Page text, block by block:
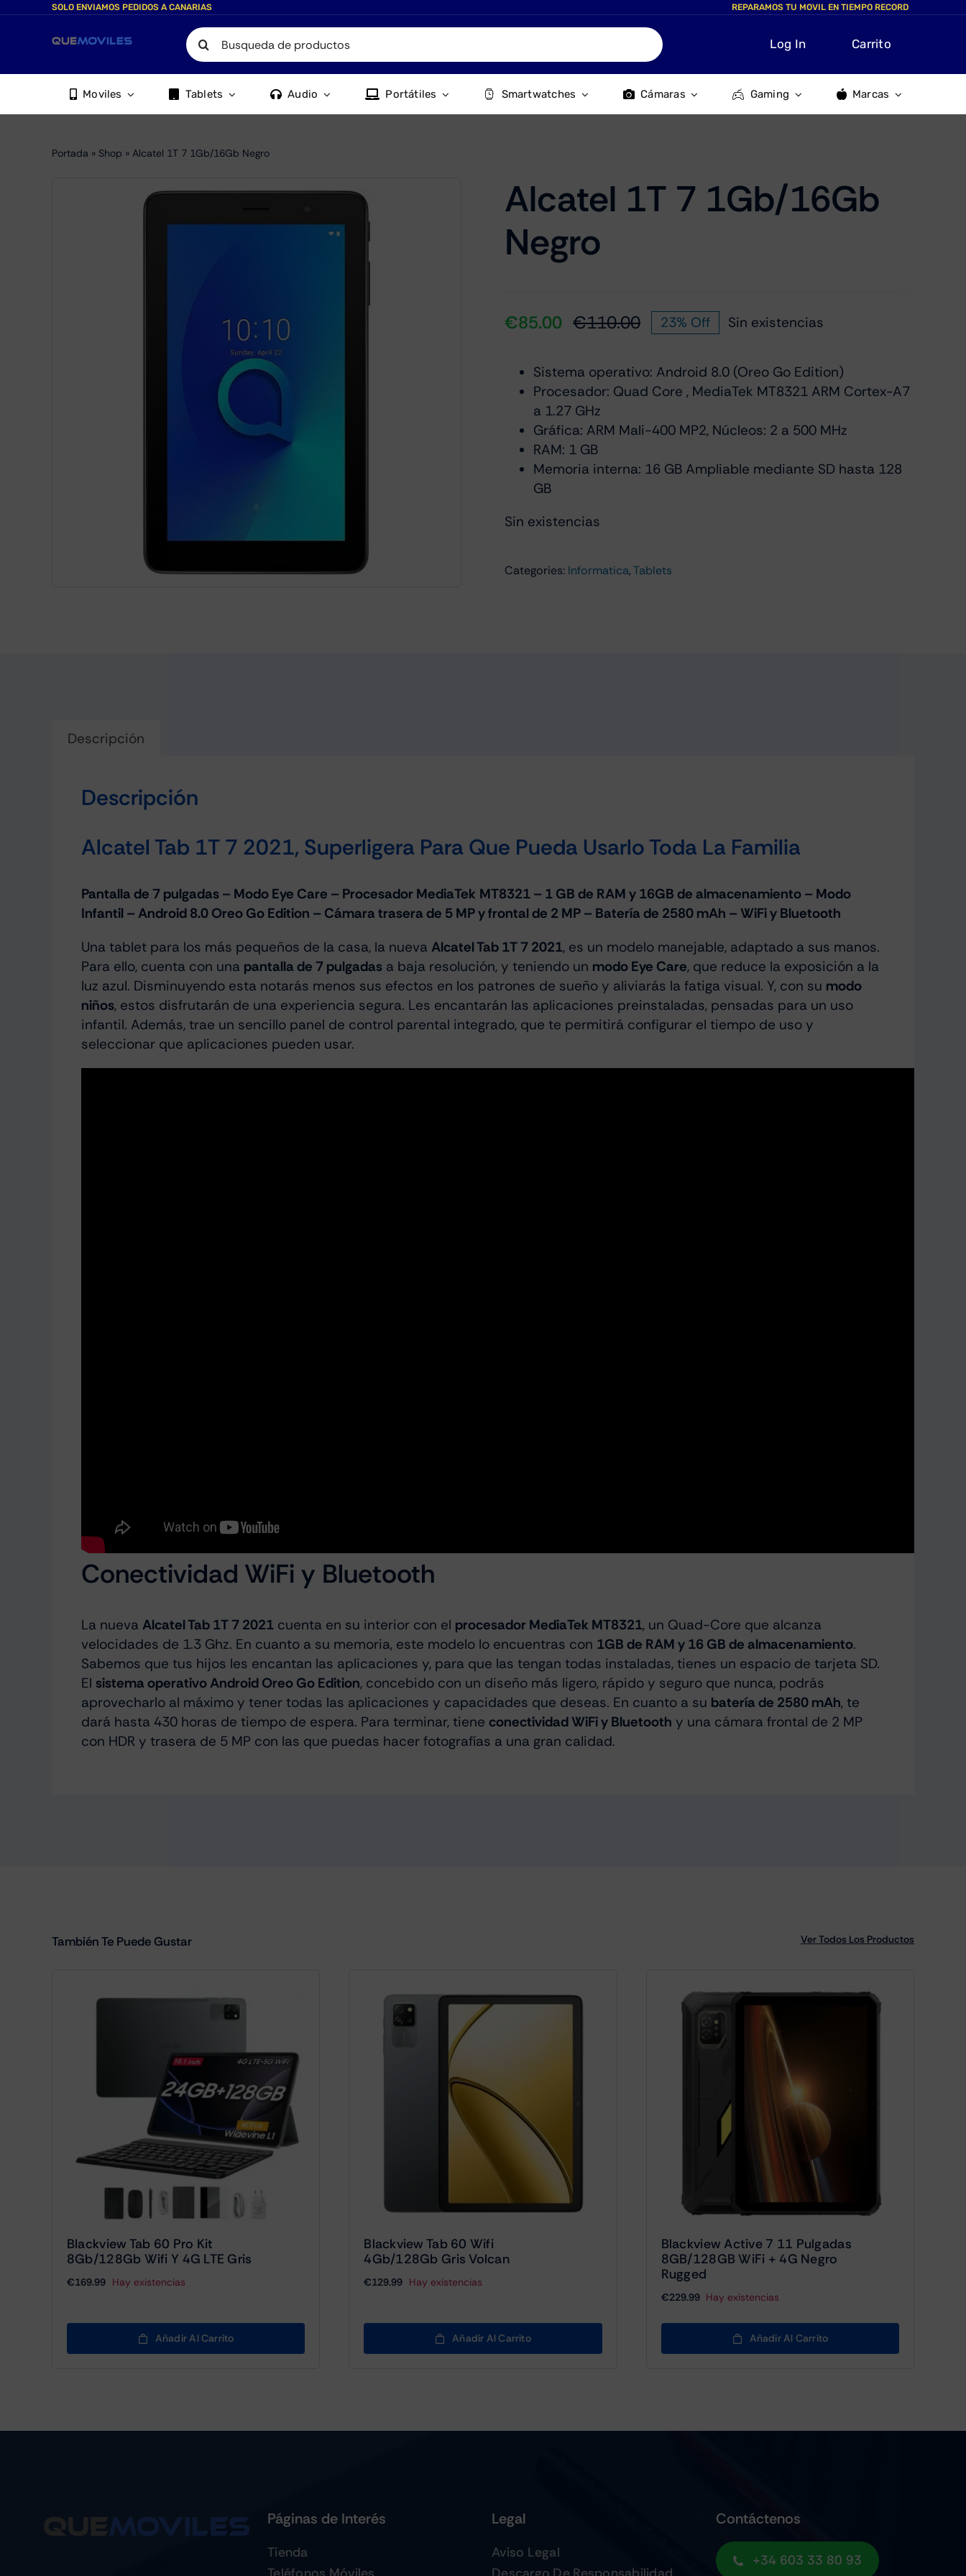
SOLO ENVIAMOS PEDIDOS A CANARIAS REPARAMOS TU MOVIL EN TIEMPO RECORD
Search
for:
Log In Carrito
Moviles Tablets Audio Portátiles Smartwatches Cámaras Gaming Marcas
Portada » Shop » Alcatel 1T 7 1Gb/16Gb Negro
Alcatel 1T 7 1Gb/16Gb
Negro
€110.00El
original
era:
€85.00
El
actual
es:
23% Off Sin existencias
Sistema operativo: Android 8.0 (Oreo Go Edition)
Procesador: Quad Core , MediaTek MT8321 ARM Cortex-A7
a 1.27 GHz
Gráfica: ARM Mali-400 MP2, Núcleos: 2 a 500 MHz
RAM: 1 GB
Memoria interna: 16 GB Ampliable mediante SD hasta 128
GB
Sin existencias
Categories: Informatica,Tablets
Descripción
Descripción
Alcatel Tab 1T 7 2021, Superligera Para Que Pueda Usarlo Toda La Familia
Pantalla de 7 pulgadas – Modo Eye Care – Procesador MediaTek MT8321 – 1 GB de RAM y 16GB de almacenamiento – Modo
Infantil – Android 8.0 Oreo Go Edition – Cámara trasera de 5 MP y frontal de 2 MP – Batería de 2580 mAh – WiFi y Bluetooth
Una tablet para los más pequeños de la casa, la nueva Alcatel Tab 1T 7 2021, es un modelo manejable, adaptado a sus manos.
Para ello, cuenta con una pantalla de 7 pulgadasa baja resolución, y teniendo un modo Eye Care, que reduce la exposición a la
luz azul. Disminuyendo esta notarás menos sus efectos en los patrones de sueño y aliviarás la fatiga visual. Y, con su modo
niños, estos disfrutarán de una experiencia segura. Les encantarán las aplicaciones preinstaladas, pensadas para un uso
infantil. Además, trae un sencillo panel de control parental integrado, que te permitirá configurar el tiempo de uso y
seleccionar que aplicaciones pueden usar.
Conectividad WiFi y Bluetooth
La nueva Alcatel Tab 1T 7 2021cuenta en su interior con el procesador MediaTek MT8321, un Quad-Core que alcanza
velocidades de 1.3 Ghz. En cuanto a su memoria, este modelo lo encuentras con 1GB de RAM y 16 GB de almacenamiento.
Sabemos que tus hijos les encantan las aplicaciones y, para que las tengan todas instaladas, tienes un espacio de tarjeta SD.
El sistema operativo Android Oreo Go Edition, concebido con un diseño más ligero, rápido y seguro que nunca, podrás
aprovecharlo al máximo y tener todas las aplicaciones y capacidades que deseas. En cuanto a su batería de 2580 mAh, te
dará hasta 430 horas de tiempo de espera. Para terminar, tiene conectividad WiFi y Bluetooth y una cámara frontal de 2 MP
con HDR y trasera de 5 MP con las que puedas hacer fotografías a una gran calidad.
También Te Puede Gustar Ver Todos Los Productos
Blackview Tab 60 Pro Kit
8Gb/128Gb Wifi Y 4G LTE Gris
€169.99 Hay existencias
Añadir Al Carrito
Blackview Tab 60 Wifi
4Gb/128Gb Gris Volcan
€129.99 Hay existencias
Añadir Al Carrito
Blackview Active 7 11 Pulgadas
8GB/128GB WiFi + 4G Negro
Rugged
€229.99 Hay existencias
Añadir Al Carrito
Páginas de Interés
Tienda
Legal
Aviso Legal
Contáctenos
+34 603 33 80 93